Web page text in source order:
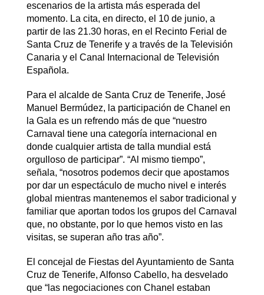
escenarios de la artista más esperada del
momento. La cita, en directo, el 10 de junio, a
partir de las 21.30 horas, en el Recinto Ferial de
Santa Cruz de Tenerife y a través de la Televisión
Canaria y el Canal Internacional de Televisión
Española.
Para el alcalde de Santa Cruz de Tenerife, José
Manuel Bermúdez, la participación de Chanel en
la Gala es un refrendo más de que “nuestro
Carnaval tiene una categoría internacional en
donde cualquier artista de talla mundial está
orgulloso de participar”. “Al mismo tiempo”,
señala, “nosotros podemos decir que apostamos
por dar un espectáculo de mucho nivel e interés
global mientras mantenemos el sabor tradicional y
familiar que aportan todos los grupos del Carnaval
que, no obstante, por lo que hemos visto en las
visitas, se superan año tras año”.
El concejal de Fiestas del Ayuntamiento de Santa
Cruz de Tenerife, Alfonso Cabello, ha desvelado
que “las negociaciones con Chanel estaban